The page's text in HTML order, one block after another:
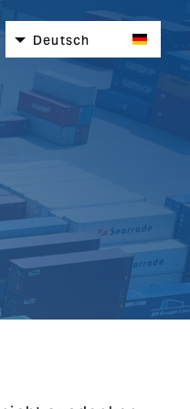
Deutsch
English
Español